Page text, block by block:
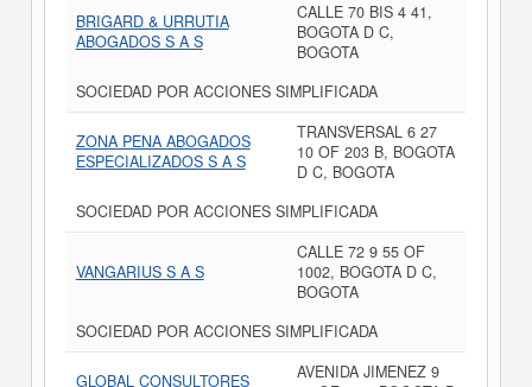
BRIGARD & URRUTIA
ABOGADOS S A S
CALLE 70 BIS 4 41,
BOGOTA D C,
BOGOTA
SOCIEDAD POR ACCIONES SIMPLIFICADA
ZONA PENA ABOGADOS
ESPECIALIZADOS S A S
TRANSVERSAL 6 27
10 OF 203 B, BOGOTA
D C, BOGOTA
SOCIEDAD POR ACCIONES SIMPLIFICADA
VANGARIUS S A S
CALLE 72 9 55 OF
1002, BOGOTA D C,
BOGOTA
SOCIEDAD POR ACCIONES SIMPLIFICADA
GLOBAL CONSULTORES
AVENIDA JIMENEZ 9